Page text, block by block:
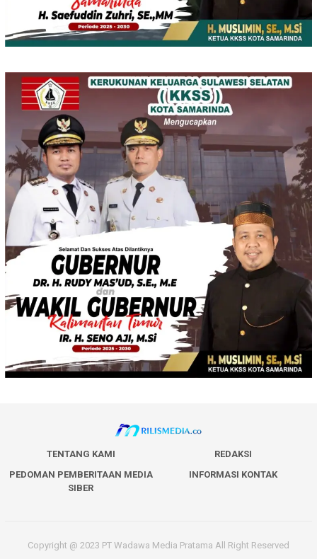
TENTANG KAMI
REDAKSI
PEDOMAN PEMBERITAAN MEDIA
SIBER
INFORMASI KONTAK
Copyright @ 2023 PT Wadawa Media Pratama All Right Reserved